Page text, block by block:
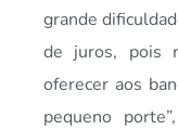
grande
de juros, pois
oferecer aos
pequeno